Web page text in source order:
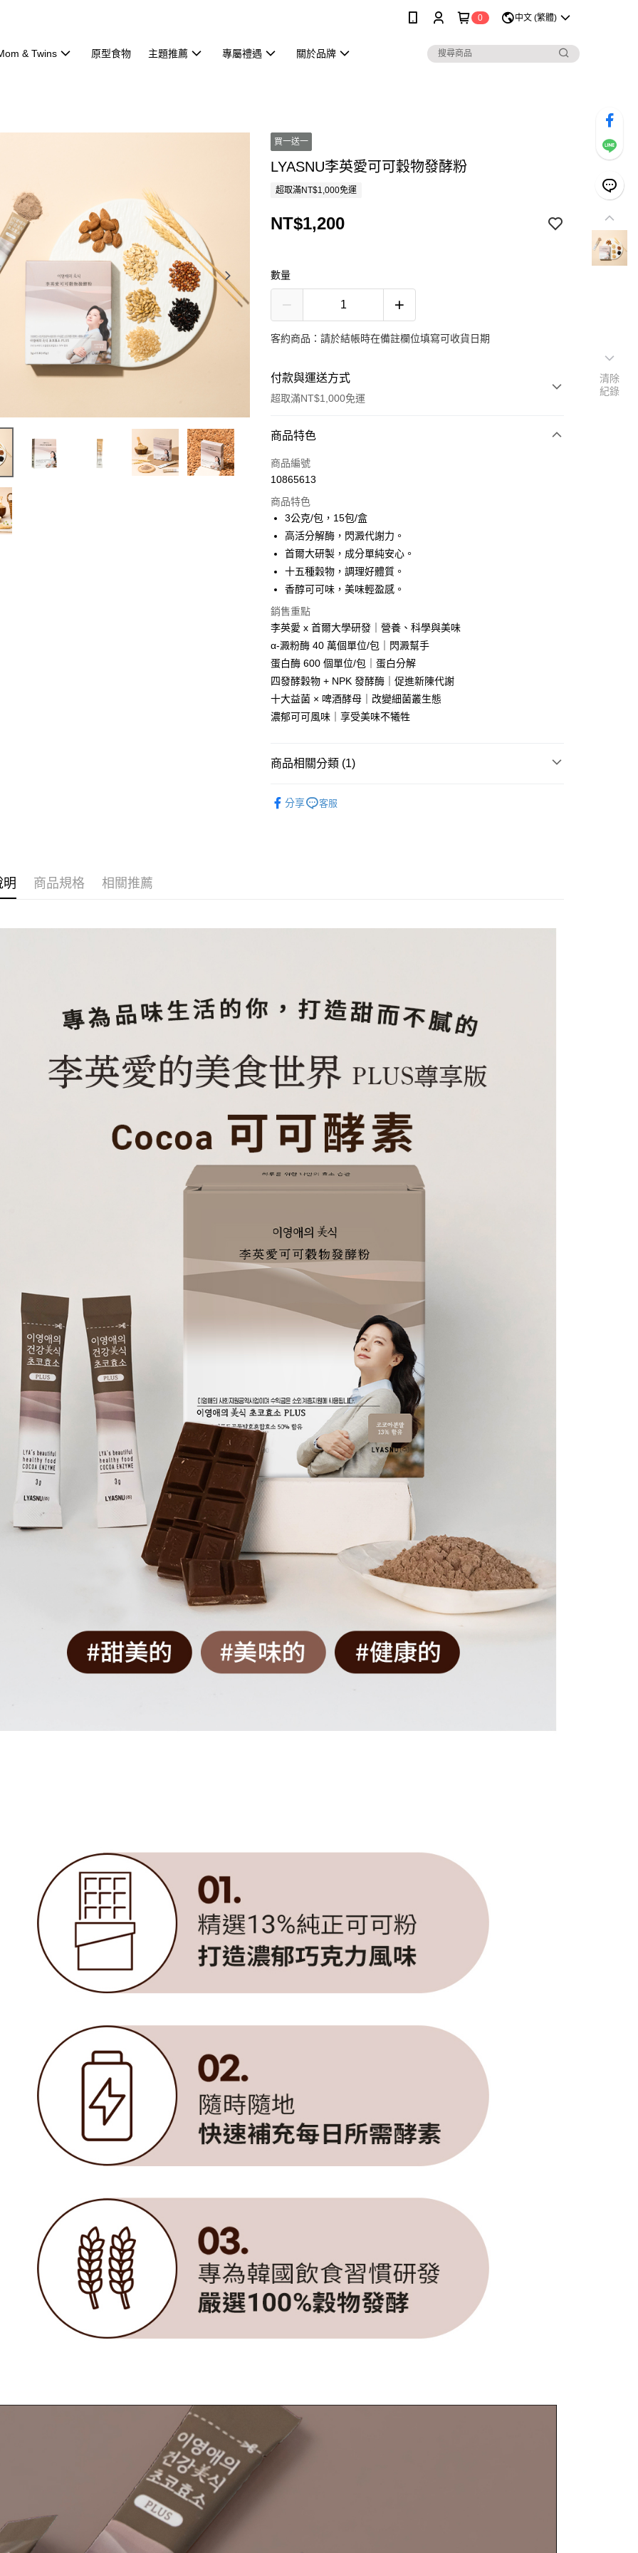
0 中文 (繁體)
& Twins 原型食物 主題推薦 專屬禮遇 關於品牌
買一送一
LYASNU李英愛可可穀物發酵粉
超取滿NT$1,000免運
NT$1,200
數量
客約商品：請於結帳時在備註欄位填寫可收貨日期
付款與運送方式
超取滿NT$1,000免運
付款方式
信用卡一次付款
LINE Pay
Apple Pay
街口支付
悠遊付
全盈+PAY
運送方式
全家取貨付款
每筆NT$75，滿NT$1,000(含以上)免運費
每筆NT$75，滿NT$1,000(含以上)免運費
每筆NT$75，滿NT$1,000(含以上)免運費
商品特色
商品編號
10865613
商品特色
3公克/包，15包/盒
高活分解酶，閃澱代謝力。
首爾大研製，成分單純安心。
十五種穀物，調理好體質。
香醇可可味，美味輕盈感。
銷售重點
李英愛 x 首爾大學研發｜營養、科學與美味
α-澱粉酶 40 萬個單位/包｜閃澱幫手
蛋白酶 600 個單位/包｜蛋白分解
四發酵穀物 + NPK 發酵酶｜促進新陳代謝
十大益菌 × 啤酒酵母｜改變細菌叢生態
濃郁可可風味｜享受美味不犧牲
商品相關分類 (1)
分享
客服
明 商品規格 相關推薦
清除
紀錄